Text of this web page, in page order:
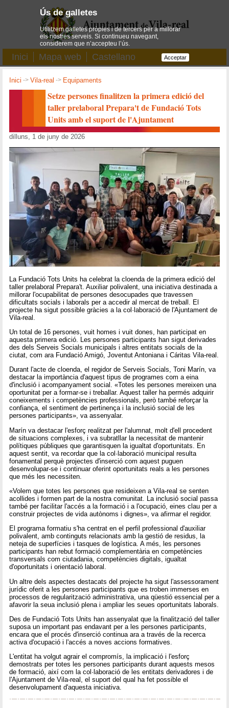
Inici Mapa web Castellano
Inici ->Vila-real -> Equipaments
Setze persones finalitzen la primera edició del
taller prelaboral Prepara't de Fundació Tots
Units amb el suport de l'Ajuntament
dilluns, 1 de juny de 2026
La Fundació Tots Units ha celebrat la cloenda de la primera edició del
taller prelaboral Prepara't. Auxiliar polivalent, una iniciativa destinada a
millorar l'ocupabilitat de persones desocupades que travessen
dificultats socials i laborals per a accedir al mercat de treball. El
projecte ha sigut possible gràcies a la col·laboració de l'Ajuntament de
Vila-real.
Un total de 16 persones, vuit homes i vuit dones, han participat en
aquesta primera edició. Les persones participants han sigut derivades
des dels Serveis Socials municipals i altres entitats socials de la
ciutat, com ara Fundació Amigó, Joventut Antoniana i Cáritas Vila-real.
Durant l'acte de cloenda, el regidor de Serveis Socials, Toni Marín, va
destacar la importància d'aquest tipus de programes com a eina
d'inclusió i acompanyament social. «Totes les persones mereixen una
oportunitat per a formar-se i treballar. Aquest taller ha permés adquirir
coneixements i competències professionals, però també reforçar la
confiança, el sentiment de pertinença i la inclusió social de les
persones participants», va assenyalar.
Marín va destacar l'esforç realitzat per l'alumnat, molt d'ell procedent
de situacions complexes, i va subratllar la necessitat de mantenir
polítiques públiques que garantisquen la igualtat d'oportunitats. En
aquest sentit, va recordar que la col·laboració municipal resulta
fonamental perquè projectes d'inserció com aquest puguen
desenvolupar-se i continuar oferint oportunitats reals a les persones
que més les necessiten.
«Volem que totes les persones que resideixen a Vila-real se senten
acollides i formen part de la nostra comunitat. La inclusió social passa
també per facilitar l'accés a la formació i a l'ocupació, eines clau per a
construir projectes de vida autònoms i dignes», va afirmar el regidor.
El programa formatiu s'ha centrat en el perfil professional d'auxiliar
polivalent, amb continguts relacionats amb la gestió de residus, la
neteja de superfícies i tasques de logística. A més, les persones
participants han rebut formació complementària en competències
transversals com ciutadania, competències digitals, igualtat
d'oportunitats i orientació laboral.
Un altre dels aspectes destacats del projecte ha sigut l'assessorament
jurídic oferit a les persones participants que es troben immerses en
processos de regularització administrativa, una qüestió essencial per a
afavorir la seua inclusió plena i ampliar les seues oportunitats laborals.
Des de Fundació Tots Units han assenyalat que la finalització del taller
suposa un important pas endavant per a les persones participants,
encara que el procés d'inserció continua ara a través de la recerca
activa d'ocupació i l'accés a noves accions formatives.
L'entitat ha volgut agrair el compromís, la implicació i l'esforç
demostrats per totes les persones participants durant aquests mesos
de formació, així com la col·laboració de les entitats derivadores i de
l'Ajuntament de Vila-real, el suport del qual ha fet possible el
desenvolupament d'aquesta iniciativa.
Ús de galletes
Utilitzem galletes pròpies i de tercers per a millorar
els nostres serveis. Si continueu navegant,
considerem que n’accepteu l’ús.
Acceptar